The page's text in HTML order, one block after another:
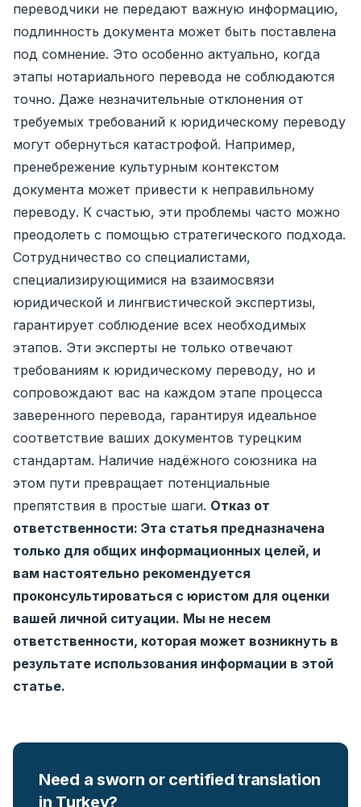
переводчики не передают важную информацию,
подлинность документа может быть поставлена ​​
под сомнение. Это особенно актуально, когда
этапы нотариального перевода не соблюдаются
точно. Даже незначительные отклонения от
требуемых требований к юридическому переводу
могут обернуться катастрофой. Например,
пренебрежение культурным контекстом
документа может привести к неправильному
переводу. К счастью, эти проблемы часто можно
преодолеть с помощью стратегического подхода.
Сотрудничество со специалистами,
специализирующимися на взаимосвязи
юридической и лингвистической экспертизы,
гарантирует соблюдение всех необходимых
этапов. Эти эксперты не только отвечают
требованиям к юридическому переводу, но и
сопровождают вас на каждом этапе процесса
заверенного перевода, гарантируя идеальное
соответствие ваших документов турецким
стандартам. Наличие надёжного союзника на
этом пути превращает потенциальные
препятствия в простые шаги. Отказ от
ответственности: Эта статья предназначена
только для общих информационных целей, и
вам настоятельно рекомендуется
проконсультироваться с юристом для оценки
вашей личной ситуации. Мы не несем
ответственности, которая может возникнуть в
результате использования информации в этой
статье.
Need a sworn or certified translation
in Turkey?